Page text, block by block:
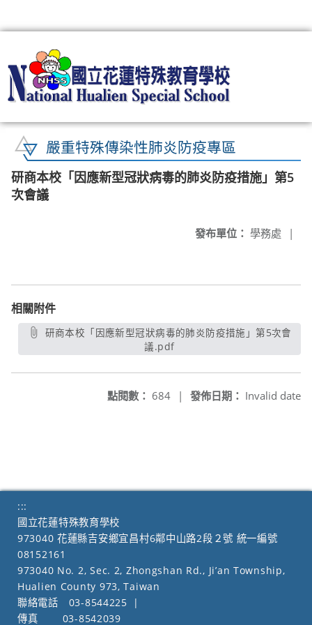
嚴重特殊傳染性肺炎防疫專區
研商本校「因應新型冠狀病毒的肺炎防疫措施」第5
次會議
發布單位： 學務處 |
相關附件
議.pdf另開新視窗
發佈日期： Invalid date
點閱數： 684 |
:::
國立花蓮特殊教育學校
973040 花蓮縣吉安鄉宜昌村6鄰中山路2段２號 統一編號
08152161
973040 No. 2, Sec. 2, Zhongshan Rd., Ji’an Township,
Hualien County 973, Taiwan
聯絡電話
03-8544225
|
傳真
03-8542039